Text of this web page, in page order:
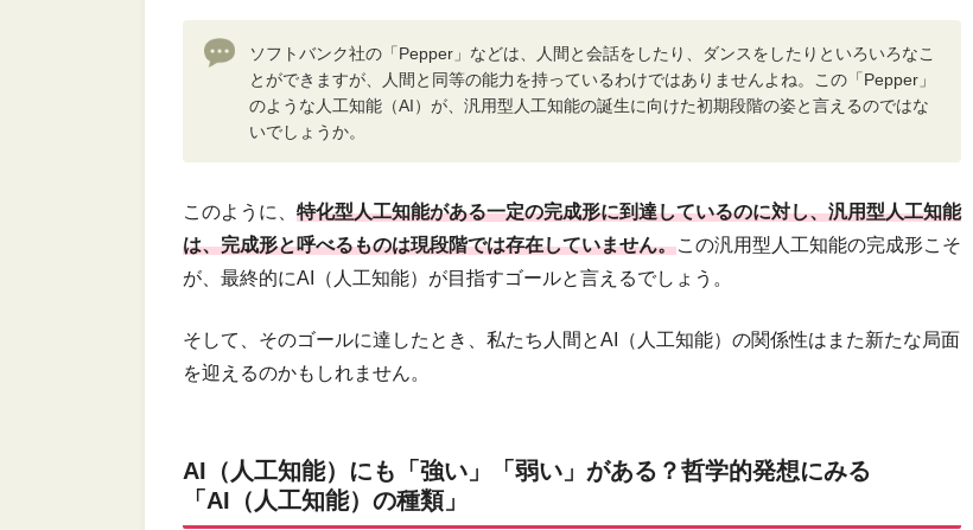
ソフトバンク社の「Pepper」などは、人間と会話をしたり、ダンスをしたりといろいろなこ
とができますが、人間と同等の能力を持っているわけではありませんよね。この「Pepper」
のような人工知能（AI）が、汎用型人工知能の誕生に向けた初期段階の姿と言えるのではな
いでしょうか。
このように、 特化型人工知能がある一定の完成形に到達しているのに対し、汎用型人工知能
は、完成形と呼べるものは現段階では存在していません。この汎用型人工知能の完成形こそ
が、最終的にAI（人工知能）が目指すゴールと言えるでしょう。
そして、そのゴールに達したとき、私たち人間とAI（人工知能）の関係性はまた新たな局面
を迎えるのかもしれません。
AI（人工知能）にも「強い」「弱い」がある？哲学的発想にみる
「AI（人工知能）の種類」